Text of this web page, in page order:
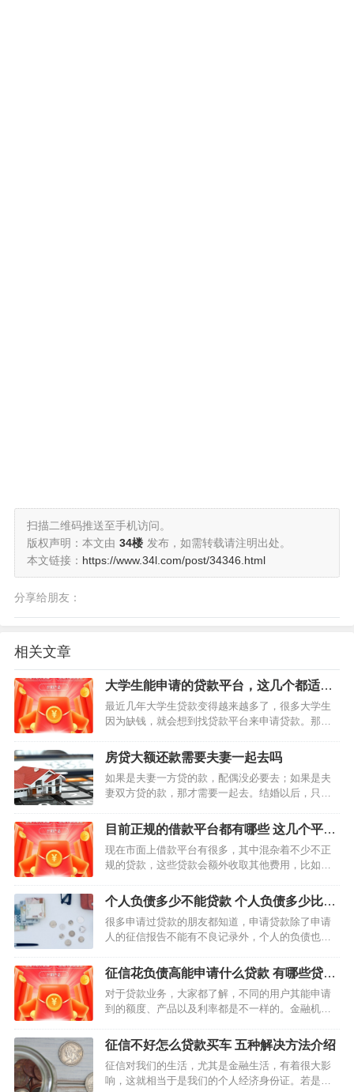
扫描二维码推送至手机访问。
版权声明：本文由 34楼 发布，如需转载请注明出处。
本文链接： https://www.34l.com/post/34346.html
分享给朋友：
相关文章
大学生能申请的贷款平台，这几个都适合
大学生借钱
最近几年大学生贷款变得越来越多了，很多大学生
因为缺钱，就会想到找贷款平台来申请贷款。那
就给大家推荐几个适合大学生贷款的平台，想要贷
款的大学生朋友可以好好了解下。大学生贷款平台
有很多，选择的时候要认…
房贷大额还款需要夫妻一起去吗
如果是夫妻一方贷的款，配偶没必要去；如果是夫
妻双方贷的款，那才需要一起去。结婚以后，只有
债务，其余的要分情况讨论。 买房贷款还款方式有
哪些 1、等额本息还款 等额本息的还款方式是目前
比较受到大家…
目前正规的借款平台都有哪些 这几个平台
借钱靠谱
现在市面上借款平台有很多，其中混杂着不少不正
规的贷款，这些贷款会额外收取其他费用，比如提
不能选择。大多数人借款首先会选择安全性高、贷
款利率低的平台，下面跟大家说几个目前正规的借
款平台，大家可以参考…
个人负债多少不能贷款 个人负债多少比较
合适
很多申请过贷款的朋友都知道，申请贷款除了申请
人的征信报告不能有不良记录外，个人的负债也不
行一般会拒绝放款，那么个人负债多少不能贷款
呢？ 个人负债多少不能贷款？ 现在业内并没有对个
人…
征信花负债高能申请什么贷款 有哪些贷款
产品可以申请
对于贷款业务，大家都了解，不同的用户其能申请
到的额度、产品以及利率都是不一样的。金融机构
提高个人综合资质。在个人资质较好的情况下，用
户能申请到的额度就越高。 征信花负债高能申请什
么贷款?…
征信不好怎么贷款买车 五种解决方法介绍
征信对我们的生活，尤其是金融生活，有着很大影
响，这就相当于是我们的个人经济身份证。若是我